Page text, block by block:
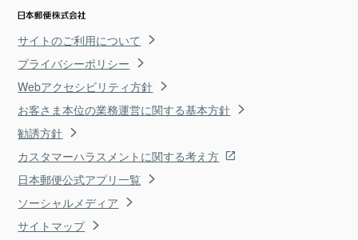
サイトのご利用について
プライバシーポリシー
Webアクセシビリティ方針
お客さま本位の業務運営に関する基本方針
勧誘方針
カスタマーハラスメントに関する考え方
日本郵便公式アプリ一覧
ソーシャルメディア
サイトマップ